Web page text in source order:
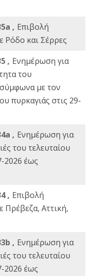
, Eπιβολή
Ρόδο και Σέρρες
, Ενημέρωση για
του
με τον
πυρκαγιάς στις 29-
, Ενημέρωση για
του τελευταίου
2026 έως
, Eπιβολή
Πρέβεζα, Αττική,
, Ενημέρωση για
του τελευταίου
2026 έως